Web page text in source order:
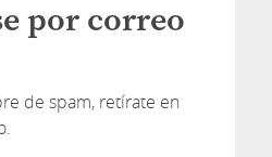
por correo
de spam, retírate en